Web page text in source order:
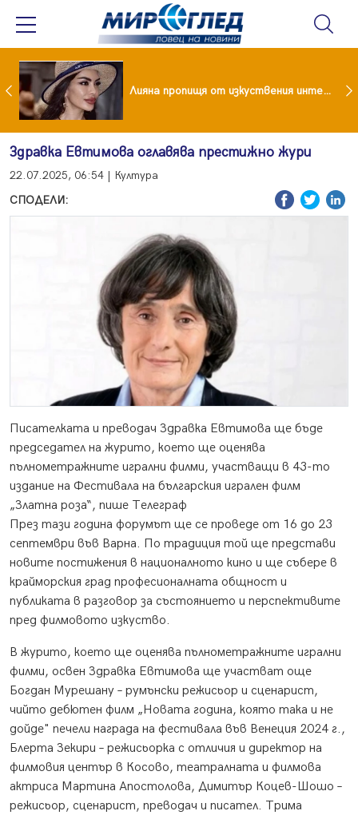
Популярен риалити герой заряза жена си заради друга Лияна пропищя от изкуствения интелект
Здравка Евтимова оглавява престижно жури
22.07.2025, 06:54 | Култура
СПОДЕЛИ:
Писателката и преводач Здравка Евтимова ще бъде
председател на журито, което ще оценява
пълнометражните игрални филми, участващи в 43-то
издание на Фестивала на българския игрален филм
„Златна роза“, пише Телеграф
През тази година форумът ще се проведе от 16 до 23
септември във Варна. По традиция той ще представи
новите постижения в националното кино и ще събере в
крайморския град професионалната общност и
публиката в разговор за състоянието и перспективите
пред филмовото изкуство.
В журито, което ще оценява пълнометражните игрални
филми, освен Здравка Евтимова ще участват още
Богдан Мурешану – румънски режисьор и сценарист,
чийто дебютен филм „Новата година, която така и не
дойде" печели награда на фестивала във Венеция 2024 г.,
Блерта Зекири – режисьорка с отличия и директор на
филмовия център в Косово, театралната и филмова
актриса Мартина Апостолова, Димитър Коцев-Шошо –
режисьор, сценарист, преводач и писател. Трима